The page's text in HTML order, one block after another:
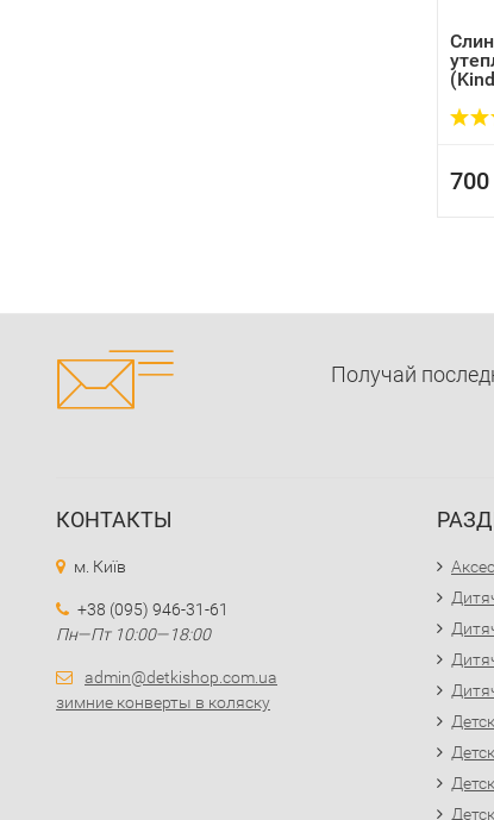
700
Получай
КОНТАКТЫ
м. Київ
+38 (095) 946-31-61
Пн—Пт 10:00—18:00
admin@detkishop.com.ua
зимние конверты в коляску